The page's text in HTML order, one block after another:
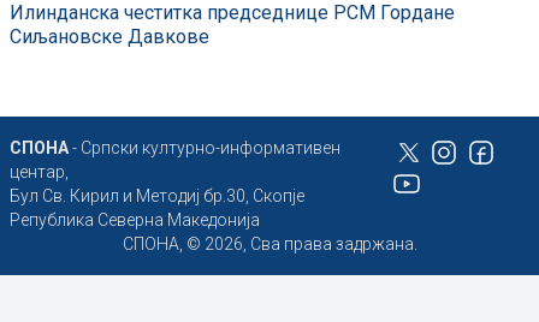
Илинданска честитка председнице РСМ Гордане
Сиљановске Давкове
СПОНА- Српски културно-информативен
центар,
Бул Св. Кирил и Методиј бр.30, Скопје
Република Северна Македонија
СПОНА, © 2026, Сва права задржана.